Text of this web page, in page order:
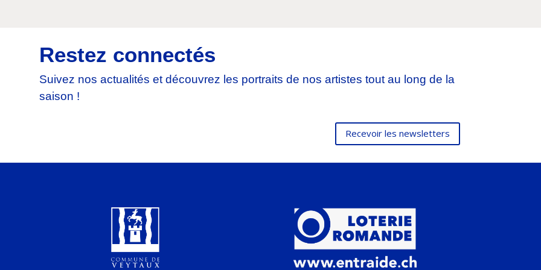
Restez connectés
Suivez nos actualités et découvrez les portraits de nos artistes tout au long de la
saison !
Recevoir les newsletters